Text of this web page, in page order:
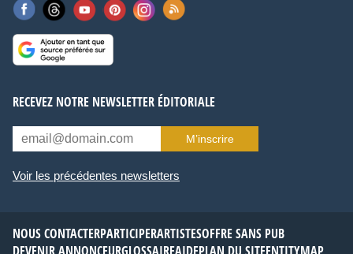
RECEVEZ NOTRE NEWSLETTER ÉDITORIALE
M’inscrire
Voir les précédentes newsletters
NOUS CONTACTERPARTICIPERARTISTESOFFRE SANS PUB